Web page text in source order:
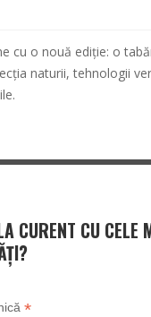
cu o nouă ediție: o
naturii, tehnologii
CURENT CU CELE
*